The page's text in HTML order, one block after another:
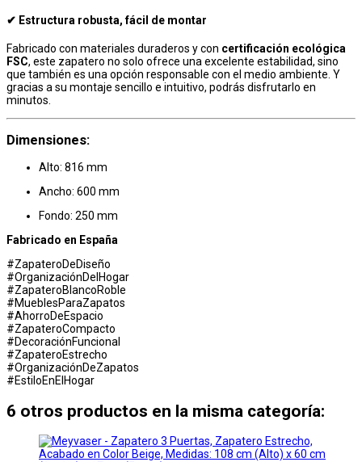
✔ Estructura robusta, fácil de montar
Fabricado con materiales duraderos y con certificación ecológica
FSC, este zapatero no solo ofrece una excelente estabilidad, sino
que también es una opción responsable con el medio ambiente. Y
gracias a su montaje sencillo e intuitivo, podrás disfrutarlo en
minutos.
Dimensiones:
Alto: 816 mm
Ancho: 600 mm
Fondo: 250 mm
Fabricado en España
#ZapateroDeDiseño
#OrganizaciónDelHogar
#ZapateroBlancoRoble
#MueblesParaZapatos
#AhorroDeEspacio
#ZapateroCompacto
#DecoraciónFuncional
#ZapateroEstrecho
#OrganizaciónDeZapatos
#EstiloEnElHogar
6 otros productos en la misma categoría: